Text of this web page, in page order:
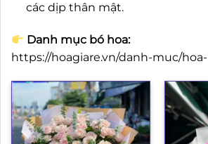
các dịp thân mật.
Danh mục bó hoa:
https://hoagiare.vn/danh-muc/